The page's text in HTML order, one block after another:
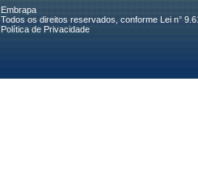
Embrapa
Todos os direitos reservados, conforme Lei n°
Política de Privacidade